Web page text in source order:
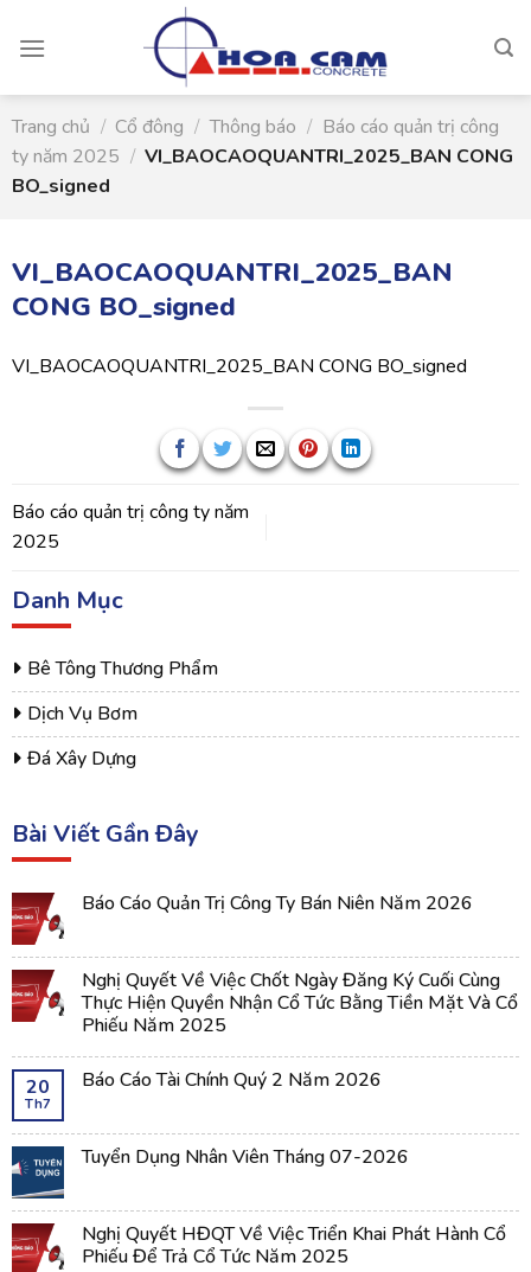
Trang chủ / Cổ đông / Thông báo / Báo cáo quản trị công
ty năm 2025 / VI_BAOCAOQUANTRI_2025_BAN CONG
BO_signed
VI_BAOCAOQUANTRI_2025_BAN
CONG BO_signed
VI_BAOCAOQUANTRI_2025_BAN CONG BO_signed
Báo cáo quản trị công ty năm
2025
Danh Mục
Bê Tông Thương Phẩm
Dịch Vụ Bơm
Đá Xây Dựng
Bài Viết Gần Đây
Báo Cáo Quản Trị Công Ty Bán Niên Năm 2026
Nghị Quyết Về Việc Chốt Ngày Đăng Ký Cuối Cùng
Thực Hiện Quyền Nhận Cổ Tức Bằng Tiền Mặt Và Cổ
Phiếu Năm 2025
20
Th7
Báo Cáo Tài Chính Quý 2 Năm 2026
Tuyển Dụng Nhân Viên Tháng 07-2026
Nghị Quyết HĐQT Về Việc Triển Khai Phát Hành Cổ
Phiếu Để Trả Cổ Tức Năm 2025